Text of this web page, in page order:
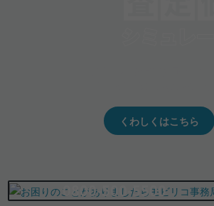
くわしくはこちら
0800-500-5500